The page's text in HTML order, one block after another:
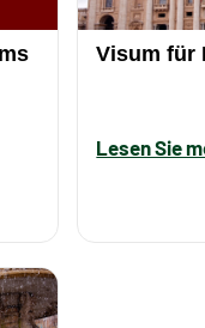
Visum für
Lesen Sie